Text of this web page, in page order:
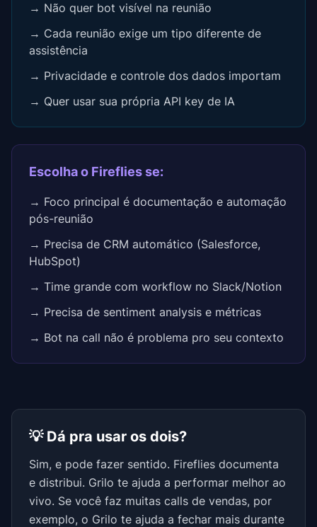
→ Não quer bot visível na reunião
→ Cada reunião exige um tipo diferente de
assistência
→ Privacidade e controle dos dados importam
→ Quer usar sua própria API key de IA
Escolha o Fireflies se:
→ Foco principal é documentação e automação
pós-reunião
→ Precisa de CRM automático (Salesforce,
HubSpot)
→ Time grande com workflow no Slack/Notion
→ Precisa de sentiment analysis e métricas
→ Bot na call não é problema pro seu contexto
💡 Dá pra usar os dois?
Sim, e pode fazer sentido. Fireflies documenta
e distribui. Grilo te ajuda a performar melhor ao
vivo. Se você faz muitas calls de vendas, por
exemplo, o Grilo te ajuda a fechar mais durante